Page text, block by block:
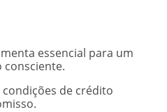
essencial para um
de crédito